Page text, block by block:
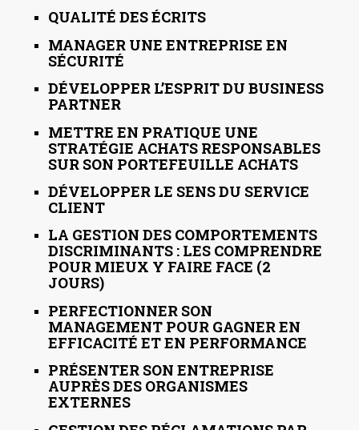
QUALITÉ DES ÉCRITS
MANAGER UNE ENTREPRISE EN
SÉCURITÉ
DÉVELOPPER L’ESPRIT DU BUSINESS
PARTNER
METTRE EN PRATIQUE UNE
STRATÉGIE ACHATS RESPONSABLES
SUR SON PORTEFEUILLE ACHATS
DÉVELOPPER LE SENS DU SERVICE
CLIENT
LA GESTION DES COMPORTEMENTS
DISCRIMINANTS : LES COMPRENDRE
POUR MIEUX Y FAIRE FACE (2
JOURS)
PERFECTIONNER SON
MANAGEMENT POUR GAGNER EN
EFFICACITÉ ET EN PERFORMANCE
PRÉSENTER SON ENTREPRISE
AUPRÈS DES ORGANISMES
EXTERNES